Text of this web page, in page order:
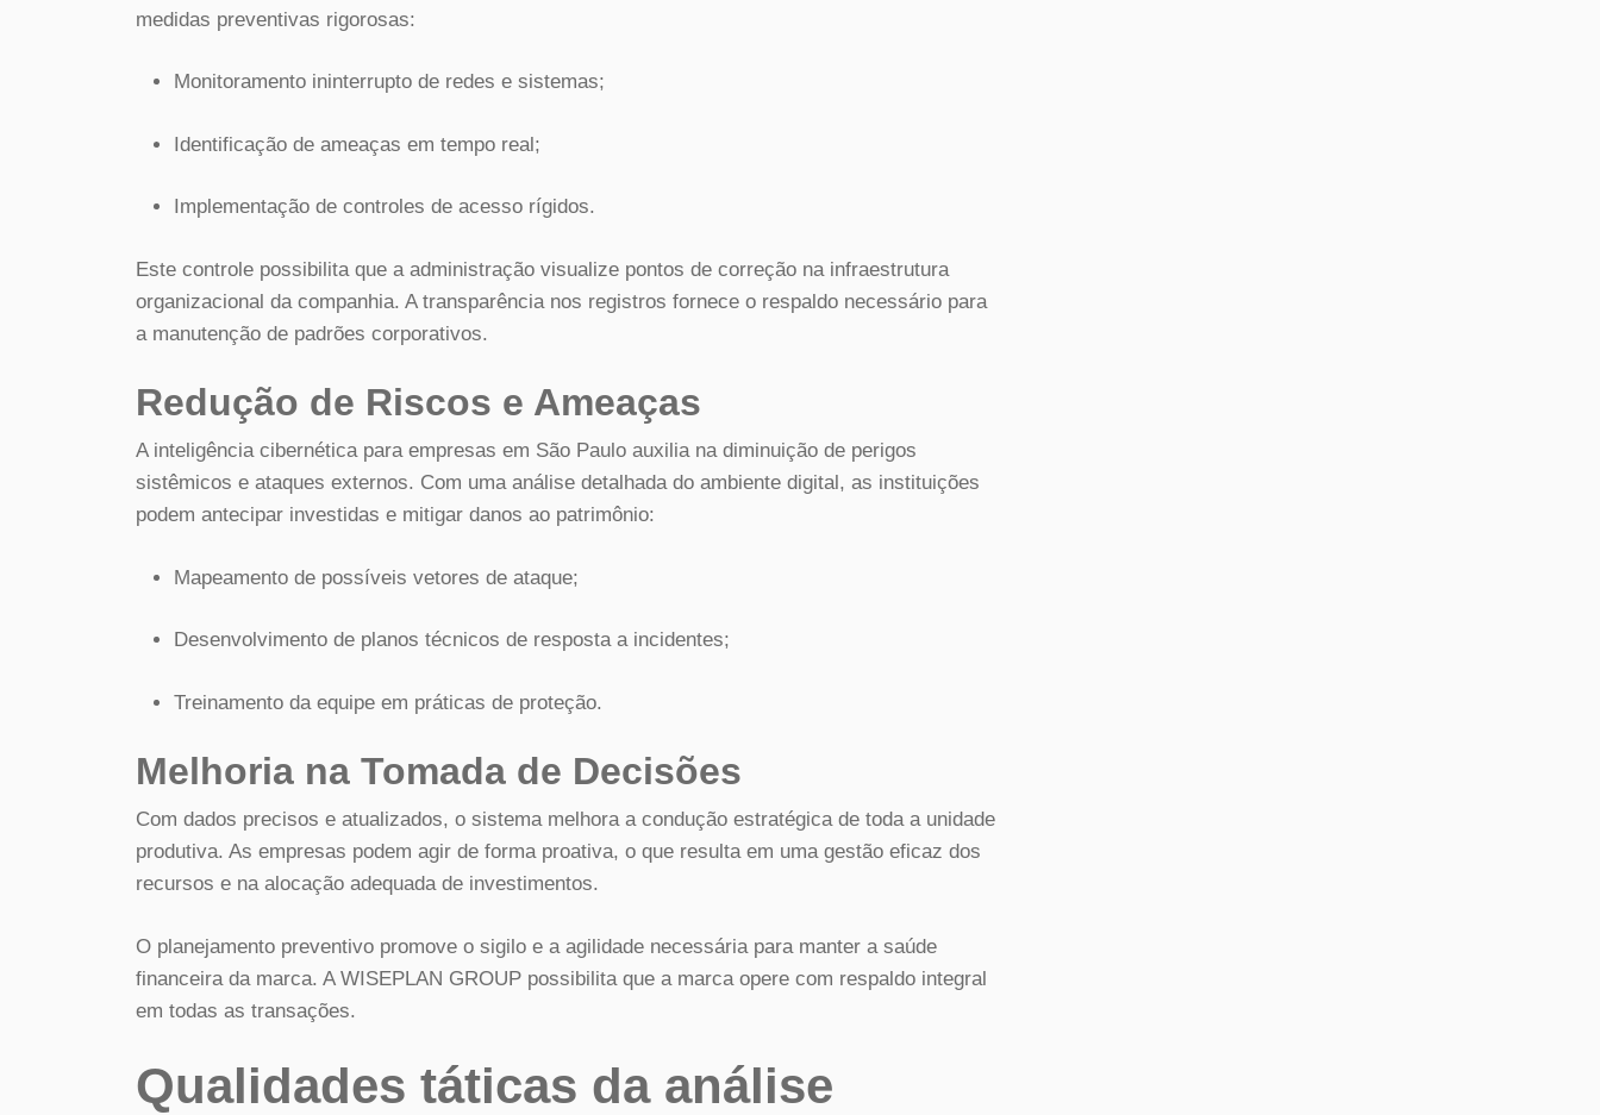
medidas preventivas rigorosas:
Monitoramento ininterrupto de redes e sistemas;
Identificação de ameaças em tempo real;
Implementação de controles de acesso rígidos.
Este controle possibilita que a administração visualize pontos de correção na infraestrutura
organizacional da companhia. A transparência nos registros fornece o respaldo necessário para
a manutenção de padrões corporativos.
Redução de Riscos e Ameaças
A inteligência cibernética para empresas em São Paulo auxilia na diminuição de perigos
sistêmicos e ataques externos. Com uma análise detalhada do ambiente digital, as instituições
podem antecipar investidas e mitigar danos ao patrimônio:
Mapeamento de possíveis vetores de ataque;
Desenvolvimento de planos técnicos de resposta a incidentes;
Treinamento da equipe em práticas de proteção.
Melhoria na Tomada de Decisões
Com dados precisos e atualizados, o sistema melhora a condução estratégica de toda a unidade
produtiva. As empresas podem agir de forma proativa, o que resulta em uma gestão eficaz dos
recursos e na alocação adequada de investimentos.
O planejamento preventivo promove o sigilo e a agilidade necessária para manter a saúde
financeira da marca. A WISEPLAN GROUP possibilita que a marca opere com respaldo integral
em todas as transações.
Qualidades táticas da análise